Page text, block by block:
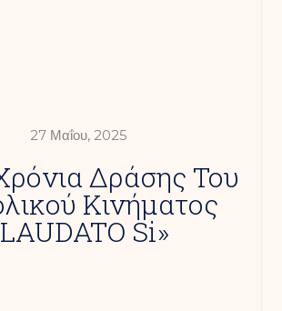
27 Μαΐου, 2025
Δράσης Του
Κινήματος
Si»